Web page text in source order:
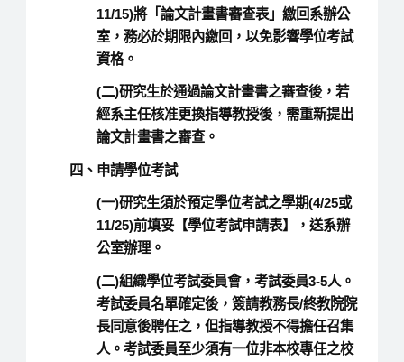
11/15)將「論文計畫書審查表」繳回系辦公
室，務必於期限內繳回，以免影響學位考試
資格。
(二)研究生於通過論文計畫書之審查後，若
經系主任核准更換指導教授後，需重新提出
論文計畫書之審查。
四、申請學位考試
(一)研究生須於預定學位考試之學期(4/25或
11/25)前填妥【學位考試申請表】，送系辦
公室辦理。
(二)組織學位考試委員會，考試委員3-5人。
考試委員名單確定後，簽請教務長/終教院院
長同意後聘任之，但指導教授不得擔任召集
人。考試委員至少須有一位非本校專任之校